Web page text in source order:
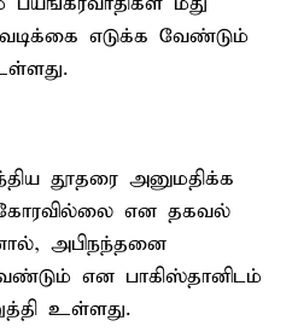
எடுக்க வேண்டும்
தூதரை அனுமதிக்க
என தகவல்
அபிநந்தனை
என பாகிஸ்தானிடம்
உள்ளது.